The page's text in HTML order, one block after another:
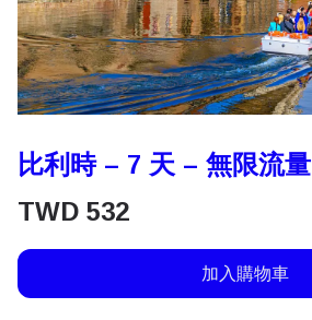
比利時 – 7 天 – 無限流
TWD 532
加入購物車